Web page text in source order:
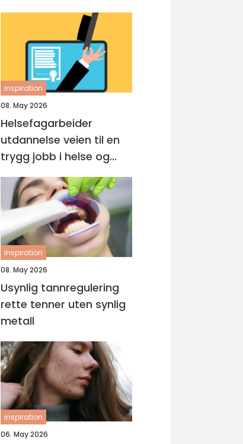
inspiration
08. May 2026
Helsefagarbeider
utdannelse veien til en
trygg jobb i helse og
omsorg
inspiration
08. May 2026
Usynlig tannregulering
rette tenner uten synlig
metall
inspiration
06. May 2026